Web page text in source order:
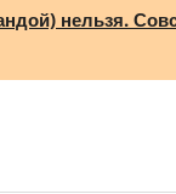
нельзя.